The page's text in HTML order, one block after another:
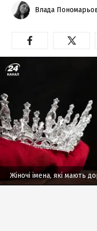
Влада
Жіночі імена, які мають